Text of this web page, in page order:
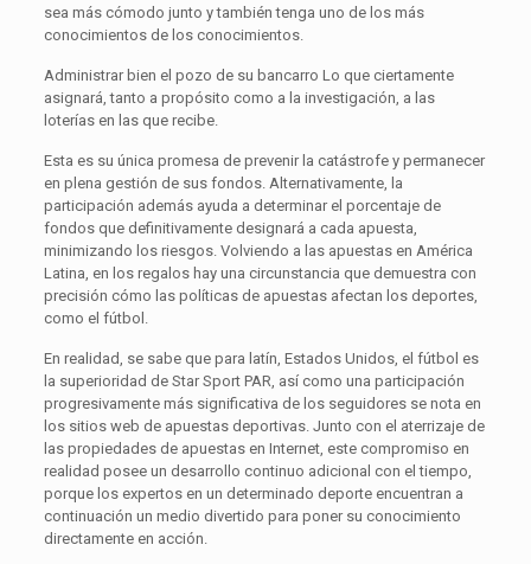
sea más cómodo junto y también tenga uno de los más
conocimientos de los conocimientos.
Administrar bien el pozo de su bancarro Lo que ciertamente
asignará, tanto a propósito como a la investigación, a las
loterías en las que recibe.
Esta es su única promesa de prevenir la catástrofe y permanecer
en plena gestión de sus fondos. Alternativamente, la
participación además ayuda a determinar el porcentaje de
fondos que definitivamente designará a cada apuesta,
minimizando los riesgos. Volviendo a las apuestas en América
Latina, en los regalos hay una circunstancia que demuestra con
precisión cómo las políticas de apuestas afectan los deportes,
como el fútbol.
En realidad, se sabe que para latín, Estados Unidos, el fútbol es
la superioridad de Star Sport PAR, así como una participación
progresivamente más significativa de los seguidores se nota en
los sitios web de apuestas deportivas. Junto con el aterrizaje de
las propiedades de apuestas en Internet, este compromiso en
realidad posee un desarrollo continuo adicional con el tiempo,
porque los expertos en un determinado deporte encuentran a
continuación un medio divertido para poner su conocimiento
directamente en acción.